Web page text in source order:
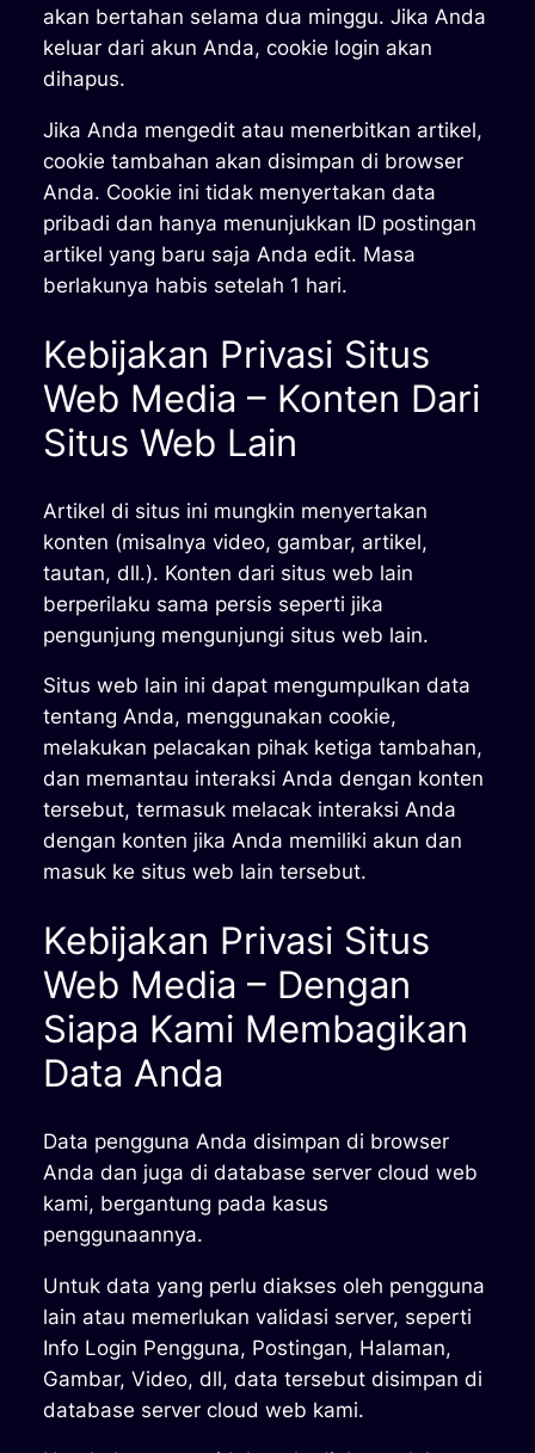
akan bertahan selama dua minggu. Jika Anda
keluar dari akun Anda, cookie login akan
dihapus.
Jika Anda mengedit atau menerbitkan artikel,
cookie tambahan akan disimpan di browser
Anda. Cookie ini tidak menyertakan data
pribadi dan hanya menunjukkan ID postingan
artikel yang baru saja Anda edit. Masa
berlakunya habis setelah 1 hari.
Kebijakan Privasi Situs
Web Media – Konten Dari
Situs Web Lain
Artikel di situs ini mungkin menyertakan
konten (misalnya video, gambar, artikel,
tautan, dll.). Konten dari situs web lain
berperilaku sama persis seperti jika
pengunjung mengunjungi situs web lain.
Situs web lain ini dapat mengumpulkan data
tentang Anda, menggunakan cookie,
melakukan pelacakan pihak ketiga tambahan,
dan memantau interaksi Anda dengan konten
tersebut, termasuk melacak interaksi Anda
dengan konten jika Anda memiliki akun dan
masuk ke situs web lain tersebut.
Kebijakan Privasi Situs
Web Media – Dengan
Siapa Kami Membagikan
Data Anda
Data pengguna Anda disimpan di browser
Anda dan juga di database server cloud web
kami, bergantung pada kasus
penggunaannya.
Untuk data yang perlu diakses oleh pengguna
lain atau memerlukan validasi server, seperti
Info Login Pengguna, Postingan, Halaman,
Gambar, Video, dll, data tersebut disimpan di
database server cloud web kami.